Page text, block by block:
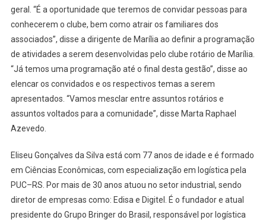
geral. “É a oportunidade que teremos de convidar pessoas para
conhecerem o clube, bem como atrair os familiares dos
associados”, disse a dirigente de Marília ao definir a programação
de atividades a serem desenvolvidas pelo clube rotário de Marília.
“Já temos uma programação até o final desta gestão”, disse ao
elencar os convidados e os respectivos temas a serem
apresentados. “Vamos mesclar entre assuntos rotários e
assuntos voltados para a comunidade”, disse Marta Raphael
Azevedo.
Eliseu Gonçalves da Silva está com 77 anos de idade e é formado
em Ciências Econômicas, com especialização em logística pela
PUC–RS. Por mais de 30 anos atuou no setor industrial, sendo
diretor de empresas como: Edisa e Digitel. É o fundador e atual
presidente do Grupo Bringer do Brasil, responsável por logística